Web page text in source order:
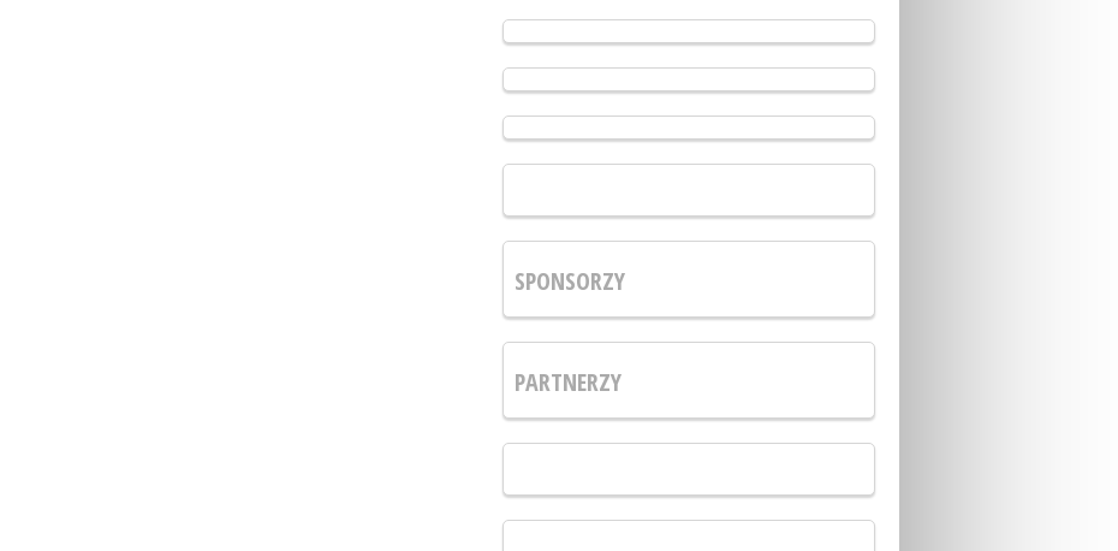
SPONSORZY
PARTNERZY